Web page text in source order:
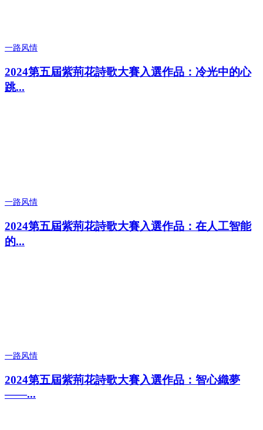
一路风情
2024第五屆紫荊花詩歌大賽入選作品：冷光中的心
跳...
一路风情
2024第五屆紫荊花詩歌大賽入選作品：在人工智能
的...
一路风情
2024第五屆紫荊花詩歌大賽入選作品：智心織夢
——...